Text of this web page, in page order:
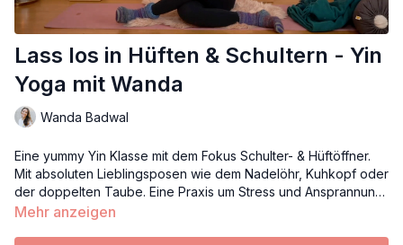
Lass los in Hüften & Schultern - Yin
Yoga mit Wanda
Wanda Badwal
Eine yummy Yin Klasse mit dem Fokus Schulter- & Hüftöffner.
Mit absoluten Lieblingsposen wie dem Nadelöhr, Kuhkopf oder
der doppelten Taube. Eine Praxis um Stress und Ansprannung
in Schultern und Hüften zu lösen und Weite und Entspannung
Mehr anzeigen